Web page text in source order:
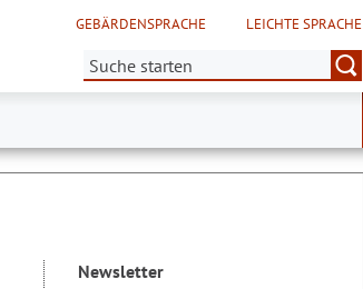
GEBÄRDENSPRACHE
LEICHTE SPRACHE
Suche:
Newsletter